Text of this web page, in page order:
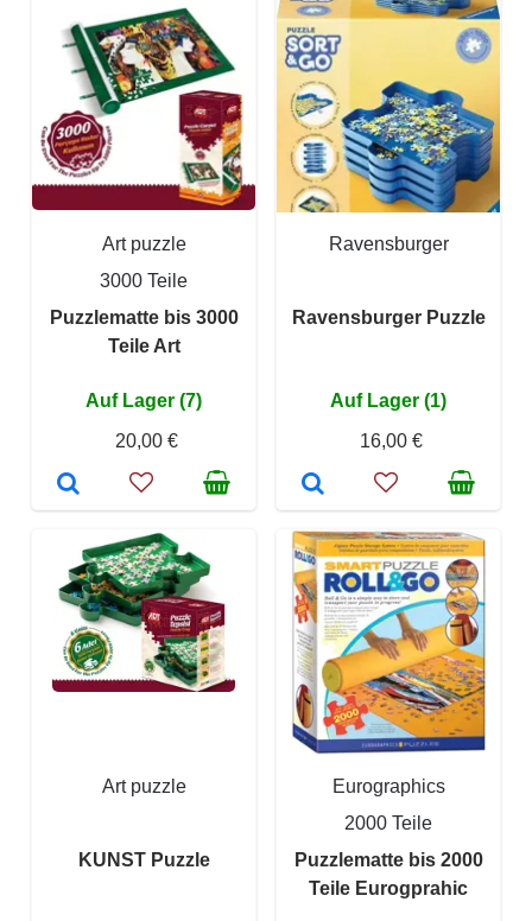
Art puzzle
3000 Teile
Puzzlematte bis 3000
Teile Art
Auf Lager (7)
20,00 €
Ravensburger
Ravensburger Puzzle
Auf Lager (1)
16,00 €
Art puzzle
KUNST Puzzle
Eurographics
2000 Teile
Puzzlematte bis 2000
Teile Eurogprahic